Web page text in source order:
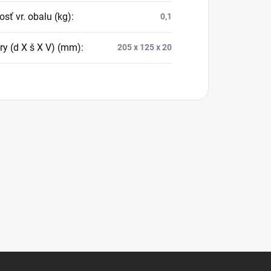
vr. obalu (kg): 0,1
(d X š X V) (mm): 205 x 125 x 20